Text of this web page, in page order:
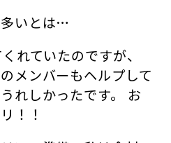
いとは…
れていたのですが、
メンバーもヘルプして
れしかったです。 お
！！